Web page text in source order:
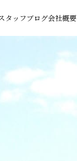
タッフブログ会社概要